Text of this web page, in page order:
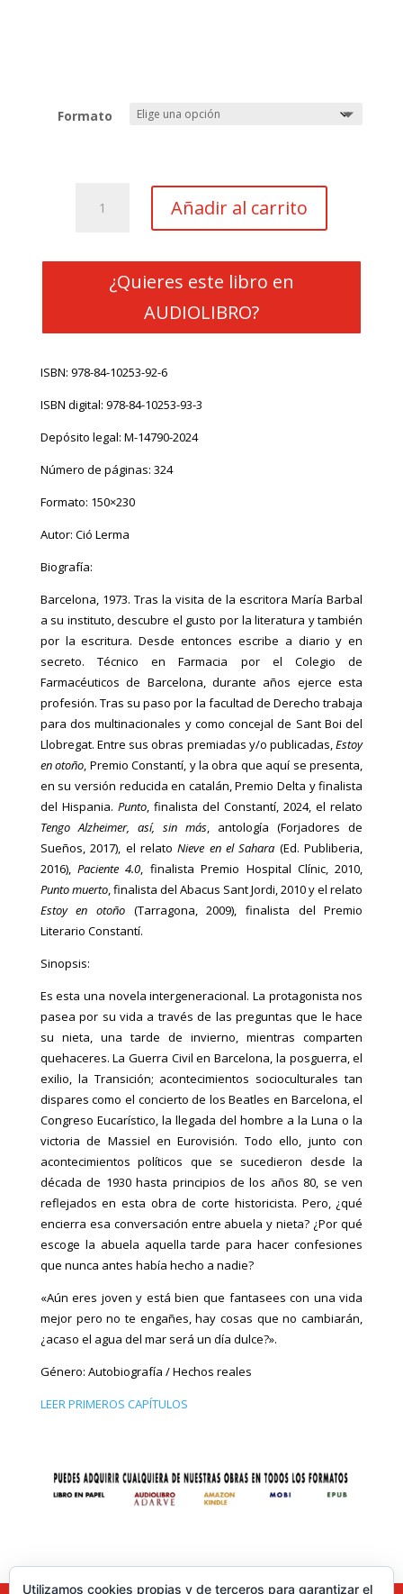
Formato
mar
dulce?
cantidad
Añadir al carrito
¿Quieres este libro en
AUDIOLIBRO?
ISBN: 978-84-10253-92-6
ISBN digital: 978-84-10253-93-3
Depósito legal: M-14790-2024
Número de páginas: 324
Formato: 150×230
Autor: Ció Lerma
Biografía:
Barcelona, 1973. Tras la visita de la escritora María Barbal
a su instituto, descubre el gusto por la literatura y también
por la escritura. Desde entonces escribe a diario y en
secreto. Técnico en Farmacia por el Colegio de
Farmacéuticos de Barcelona, durante años ejerce esta
profesión. Tras su paso por la facultad de Derecho trabaja
para dos multinacionales y como concejal de Sant Boi del
Llobregat. Entre sus obras premiadas y/o publicadas,Estoy
en otoño, Premio Constantí, y la obra que aquí se presenta,
en su versión reducida en catalán, Premio Delta y finalista
del Hispania. Punto, finalista del Constantí, 2024, el relato
Tengo Alzheimer, así, sin más, antología (Forjadores de
Sueños, 2017), el relatoNieve en el Sahara (Ed. Publiberia,
2016),Paciente 4.0, finalista Premio Hospital Clínic, 2010,
Punto muerto, finalista del Abacus Sant Jordi, 2010 y el relato
Estoy en otoño (Tarragona, 2009), finalista del Premio
Literario Constantí.
Sinopsis:
Es esta una novela intergeneracional. La protagonista nos
pasea por su vida a través de las preguntas que le hace
su nieta, una tarde de invierno, mientras comparten
quehaceres. La Guerra Civil en Barcelona, la posguerra, el
exilio, la Transición; acontecimientos socioculturales tan
dispares como el concierto de los Beatles en Barcelona, el
Congreso Eucarístico, la llegada del hombre a la Luna o la
victoria de Massiel en Eurovisión. Todo ello, junto con
acontecimientos políticos que se sucedieron desde la
década de 1930 hasta principios de los años 80, se ven
reflejados en esta obra de corte historicista. Pero, ¿qué
encierra esa conversación entre abuela y nieta? ¿Por qué
escoge la abuela aquella tarde para hacer confesiones
que nunca antes había hecho a nadie?
«Aún eres joven y está bien que fantasees con una vida
mejor pero no te engañes, hay cosas que no cambiarán,
¿acaso el agua del mar será un día dulce?».
Género: Autobiografía / Hechos reales
LEER PRIMEROS CAPÍTULOS
Utilizamos cookies propias y de terceros para garantizar el